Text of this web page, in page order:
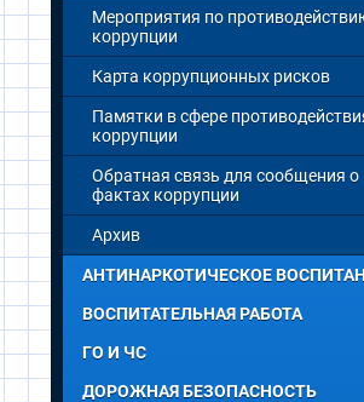
Мероприятия по
коррупции
Карта коррупционных рисков
Памятки в сфере
коррупции
Обратная связь для сообщения о
фактах коррупции
Архив
АНТИНАРКОТИЧЕСКОЕ
ВОСПИТАТЕЛЬНАЯ РАБОТА
ГО И ЧС
ДОРОЖНАЯ БЕЗОПАСНОСТЬ